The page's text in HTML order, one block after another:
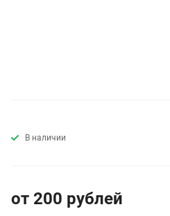
В наличии
от 200 рублей